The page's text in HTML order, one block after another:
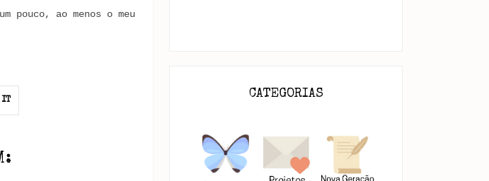
pouco, ao menos o meu
IT CATEGORIAS